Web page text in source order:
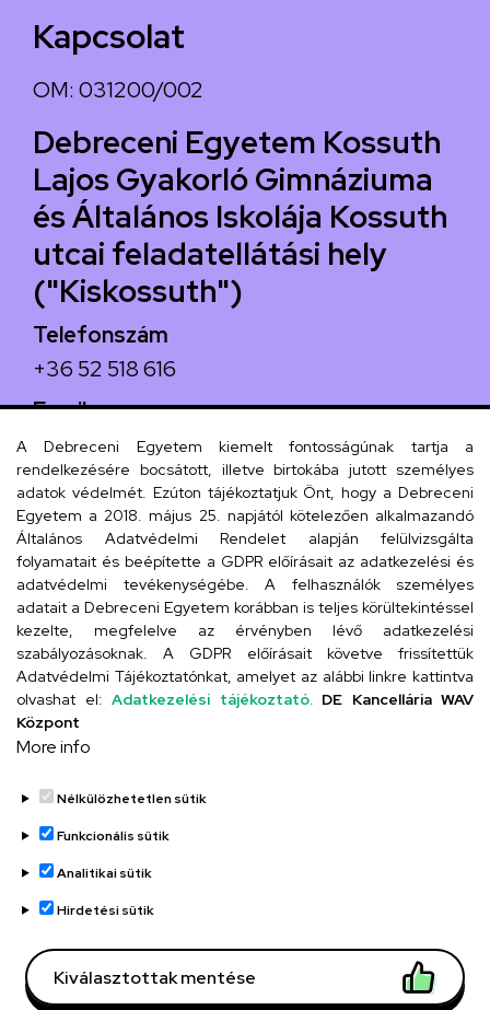
Kapcsolat
OM: 031200/002
Debreceni Egyetem Kossuth
Lajos Gyakorló Gimnáziuma
és Általános Iskolája Kossuth
utcai feladatellátási hely
("Kiskossuth")
Telefonszám
+36 52 518 616
Email
iskola@kossuth-alt.unideb.hu
Cím
4024 Debrecen, Kossuth utca 33.
Szervezeti telefonkönyv
UD telefonkönyv
Adatvédelem
Adatvédelem
Régi oldal
Technikai információk
A Debreceni Egyetem kiemelt fontosságúnak tartja a
rendelkezésére bocsátott, illetve birtokába jutott személyes
adatok védelmét. Ezúton tájékoztatjuk Önt, hogy a Debreceni
Egyetem a 2018. május 25. napjától kötelezően alkalmazandó
Általános Adatvédelmi Rendelet alapján felülvizsgálta
folyamatait és beépítette a GDPR előírásait az adatkezelési és
adatvédelmi tevékenységébe. A felhasználók személyes
adatait a Debreceni Egyetem korábban is teljes körültekintéssel
kezelte, megfelelve az érvényben lévő adatkezelési
szabályozásoknak. A GDPR előírásait követve frissítettük
Adatvédelmi Tájékoztatónkat, amelyet az alábbi linkre kattintva
olvashat el: Adatkezelési tájékoztató. DE Kancellária WAV
Központ
More info
Nélkülözhetetlen sütik
Funkcionális sütik
Analitikai sütik
Hirdetési sütik
Kiválasztottak mentése